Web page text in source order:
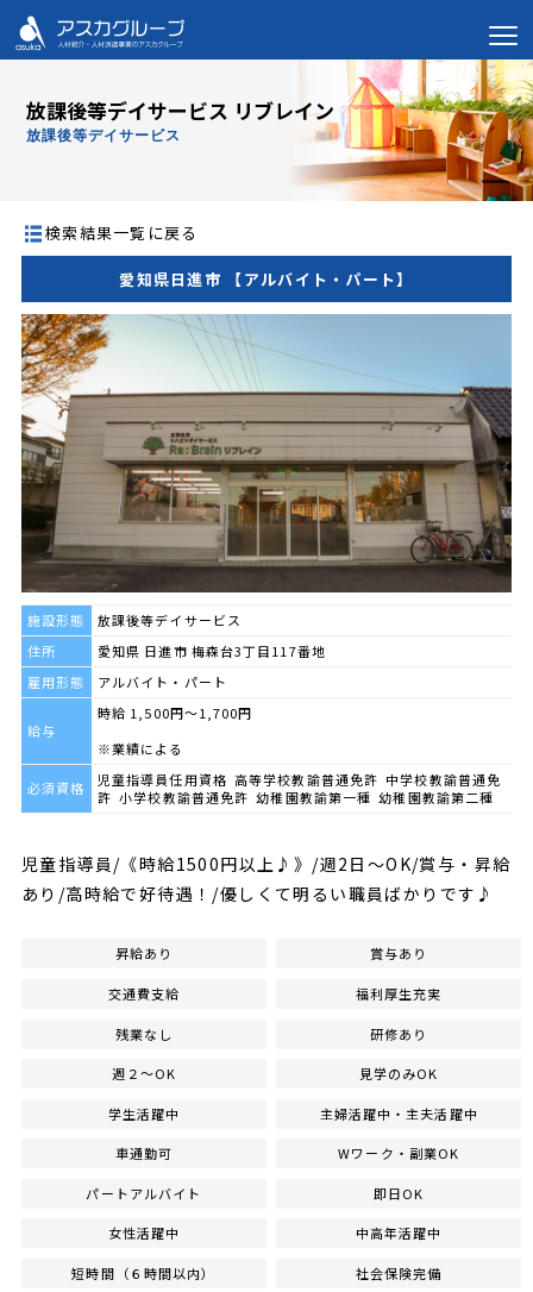
放課後等デイサービス リブレイン
放課後等デイサービス
検索結果一覧に戻る
愛知県日進市 【アルバイト・パート】
施設形態
放課後等デイサービス
住所
愛知県 日進市 梅森台3丁目117番地
雇用形態
アルバイト・パート
給与
時給 1,500円～1,700円
※業績による
必須資格
児童指導員任用資格 高等学校教諭普通免許 中学校教諭普通免
許 小学校教諭普通免許 幼稚園教諭第一種 幼稚園教諭第二種
児童指導員/《時給1500円以上♪》/週2日～OK/賞与・昇給
あり/高時給で好待遇！/優しくて明るい職員ばかりです♪
昇給あり 賞与あり
交通費支給 福利厚生充実
残業なし 研修あり
週２～OK 見学のみOK
学生活躍中 主婦活躍中・主夫活躍中
車通勤可 Wワーク・副業OK
パートアルバイト 即日OK
女性活躍中 中高年活躍中
短時間（６時間以内） 社会保険完備